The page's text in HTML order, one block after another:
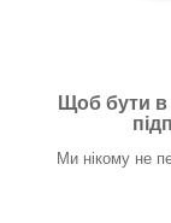
Щоб бути в
Ми нікому не